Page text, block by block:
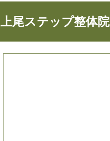
上尾ステップ整体院